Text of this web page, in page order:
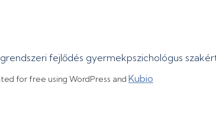
fejlődés gyermekpszichológus
for free using WordPress and Kubio